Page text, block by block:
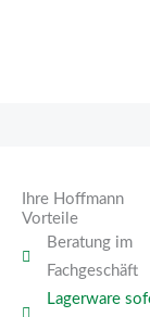
Ihre Hoffmann
Vorteile
Beratung im
Fachgeschäft
Lagerware